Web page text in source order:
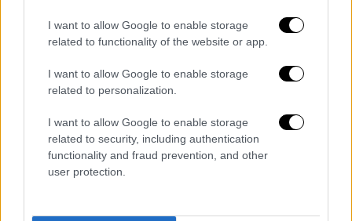
I want to allow Google to enable storage
related to functionality of the website or app.
I want to allow Google to enable storage
related to personalization.
I want to allow Google to enable storage
related to security, including authentication
functionality and fraud prevention, and other
user protection.